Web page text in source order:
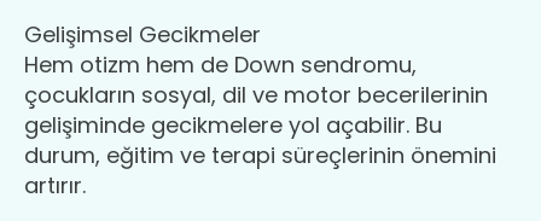
Gelişimsel Gecikmeler
Hem otizm hem de Down sendromu,
çocukların sosyal, dil ve motor becerilerinin
gelişiminde gecikmelere yol açabilir. Bu
durum, eğitim ve terapi süreçlerinin önemini
artırır.